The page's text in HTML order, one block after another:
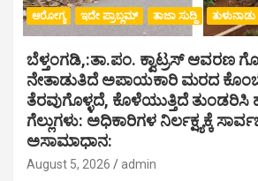
ಆರೋಗ್ಯ ಇದೇ ಪ್ರಾಬ್ಲಮ್ ತಾಜಾ ಸುದ್ದಿ ತುಳುನಾಡು
ಬೆಳ್ತಂಗಡಿ,:ತಾ.ಪಂ‌. ಕ್ವಾಟ್ರಸ್ ಆವರಣ
ನೇತಾಡುತಿದೆ ಅಪಾಯಕಾರಿ ಮರದ
ತೆರವುಗೊಳ್ಳದೆ, ಕೊಳೆಯುತ್ತಿದೆ
ಗೆಲ್ಲುಗಳು: ಅಧಿಕಾರಿಗಳ ನಿರ್ಲಕ್ಷ್ಯಕ್ಕೆ
ಅಸಾಮಾಧಾನ:
August 5, 2026 admin